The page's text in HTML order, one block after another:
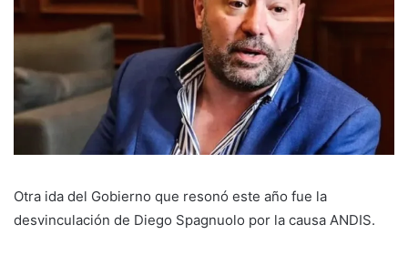
Otra ida del Gobierno que resonó este año fue la
desvinculación de Diego Spagnuolo por la causa ANDIS.